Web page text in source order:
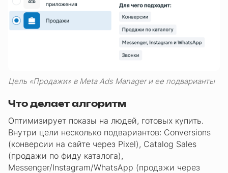
Цель «Продажи» в Meta Ads Manager и ее подварианты
Что делает алгоритм
Оптимизирует показы на людей, готовых купить.
Внутри цели несколько подвариантов: Conversions
(конверсии на сайте через Pixel), Catalog Sales
(продажи по фиду каталога),
Messenger/Instagram/WhatsApp (продажи через